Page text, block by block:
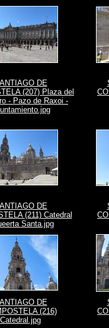
DE
(207) Plaza del
- Pazo de Raxoi -
DE
(211) Catedral
Santa.jpg
DE
(216)
Catedral.jpg